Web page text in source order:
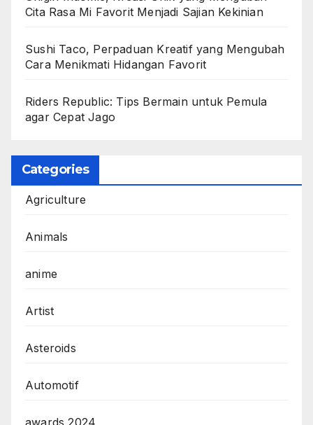
Cita Rasa Mi Favorit Menjadi Sajian Kekinian
Sushi Taco, Perpaduan Kreatif yang Mengubah
Cara Menikmati Hidangan Favorit
Riders Republic: Tips Bermain untuk Pemula
agar Cepat Jago
Categories
Agriculture
Animals
anime
Artist
Asteroids
Automotif